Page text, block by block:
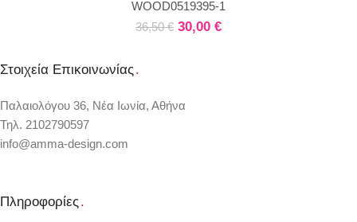
WOOD0519395-1
36,50€ 30,00 €
Στοιχεία Επικοινωνίας.
Παλαιολόγου 36, Νέα Ιωνία, Αθήνα
Τηλ. 2102790597
info@amma-design.com
Πληροφορίες.